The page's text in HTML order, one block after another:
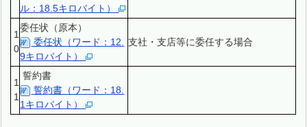
ル：18.5キロバイト）
1
0
委任状（原本）
委任状（ワード：12.
9キロバイト）
支社・支店等に委任する場合
1
1
誓約書
誓約書（ワード：18.
1キロバイト）